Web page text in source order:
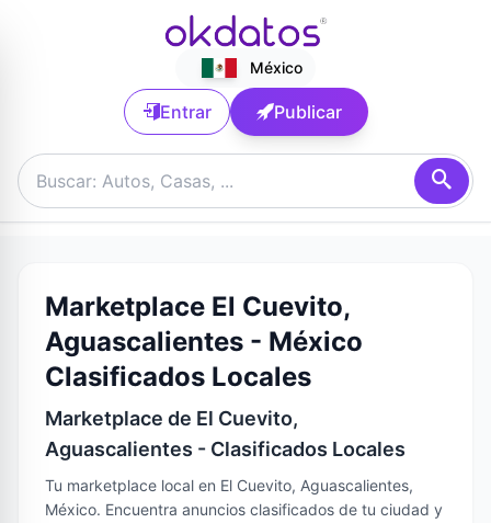
México
Entrar Publicar
Marketplace El Cuevito,
Aguascalientes - México
Clasificados Locales
Marketplace de El Cuevito,
Aguascalientes - Clasificados Locales
Tu marketplace local en El Cuevito, Aguascalientes,
México. Encuentra anuncios clasificados de tu ciudad y